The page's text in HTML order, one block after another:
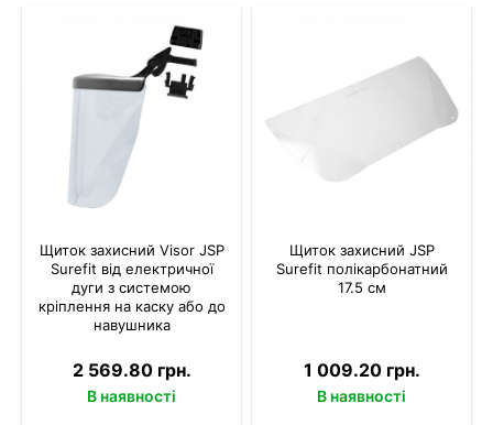
Щиток захисний Visor JSP
Surefit від електричної
дуги з системою
кріплення на каску або до
навушника
2 569.80 грн.
В наявності
Щиток захисний JSP
Surefit полікарбонатний
17.5 см
1 009.20 грн.
В наявності